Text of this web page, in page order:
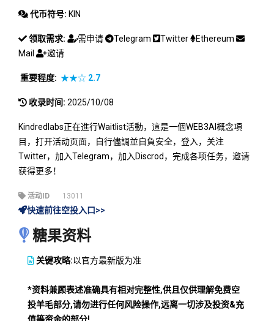
代币符号: KIN
领取需求: 需申请 Telegram Twitter
Ethereum
Mail
邀请
重要程度: ★★☆ 2.7
收录时间: 2025/10/08
Kindredlabs正在進行Waitlist活動，這是一個WEB3AI概念項
目，打开活动页面，自行儘調並自負安全，登入，关注
Twitter，加入Telegram，加入Discrod，完成各项任务，邀请
获得更多！
活动ID 13011
快速前往空投入口>>
糖果资料
关键攻略:以官方最新版为准
*资料兼顾表述准确具有相对完整性,供且仅供理解免费空
投羊毛部分,请勿进行任何风险操作,远离一切涉及投资&充